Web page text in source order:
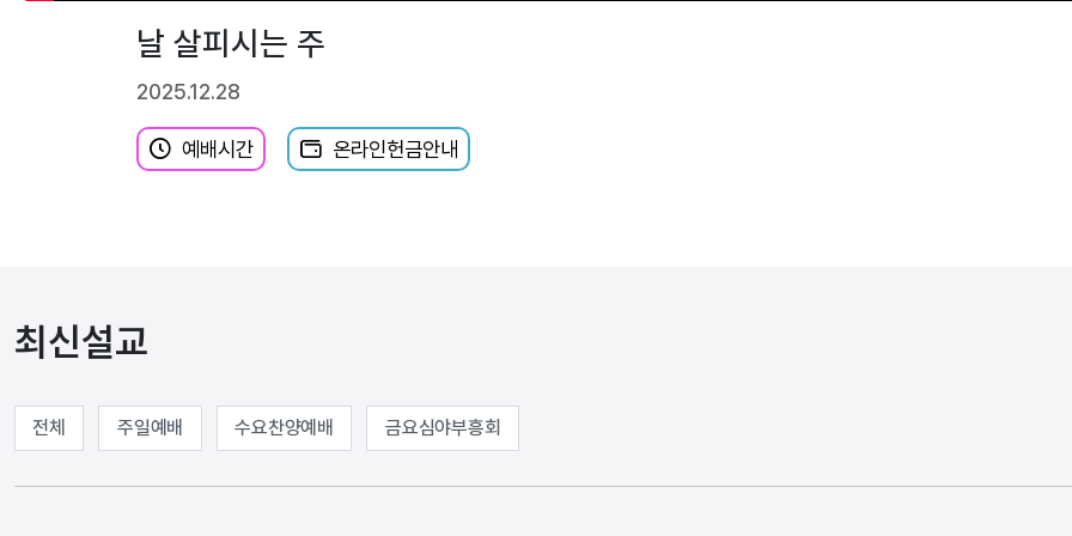
날 살피시는 주
2025.12.28
예배시간 온라인헌금안내
최신설교
전체 주일예배 수요찬양예배 금요심야부흥회